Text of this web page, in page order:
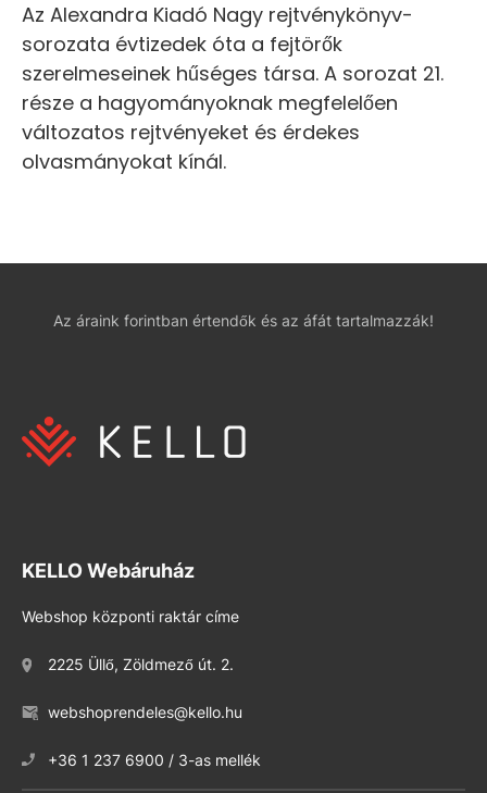
Az Alexandra Kiadó Nagy rejtvénykönyv-
sorozata évtizedek óta a fejtörők
szerelmeseinek hűséges társa. A sorozat 21.
része a hagyományoknak megfelelően
változatos rejtvényeket és érdekes
olvasmányokat kínál.
Az áraink forintban értendők és az áfát tartalmazzák!
KELLO Webáruház
Webshop központi raktár címe
2225 Üllő, Zöldmező út. 2.
webshoprendeles@kello.hu
+36 1 237 6900 / 3-as mellék